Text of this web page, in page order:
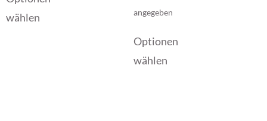
wählen
angegeben
Optionen
wählen